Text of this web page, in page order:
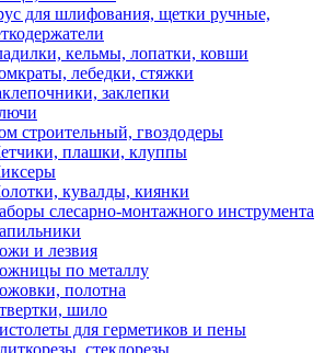
для шлифования, щетки ручные,
кельмы, лопатки, ковши
лебедки, стяжки
заклепки
строительный, гвоздодеры
плашки, клуппы
кувалды, киянки
слесарно-монтажного инструмента
и лезвия
по металлу
полотна
шило
для герметиков и пены
стеклорезы